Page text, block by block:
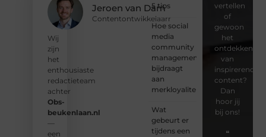
Jeroen van Dam
Contentontwikkelaarr
Wij
zijn
het
enthousiaste
redactieteam
achter
Obs-
beukenlaan.nl
—
een
5 tips
Hoe social
media
community
management
bijdraagt
aan
merkloyaliteit
Wat
gebeurt er
tijdens een
vertellen
of
gewoon
het
ontdekken
van
inspirerende
content?
Dan
hoor jij
bij ons!
❝